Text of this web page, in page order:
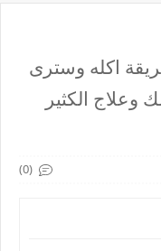
اكله وسترى
الكثير
(0)